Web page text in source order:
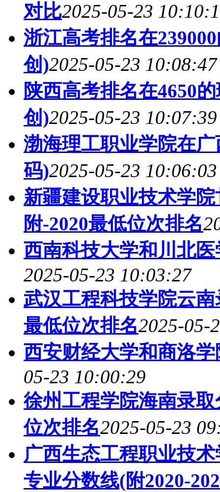
对比2025-05-23
浙江高考排名在
创)2025-05-23 10:08:47
陕西高考排名在4650
创)2025-05-23 10:07:39
渤海理工职业学院在
码)2025-05-23 10:06:03
新疆建设职业技术学
附-2020最低位次排名
西南科技大学和川北
2025-05-23 10:03:27
武汉工程科技学院云
最低位次排名2025-05-
西安财经大学和商洛
05-23 10:00:29
徐州工程学院海南录
位次排名2025-05-23
广西生态工程职业技
专业分数线(附2020-202